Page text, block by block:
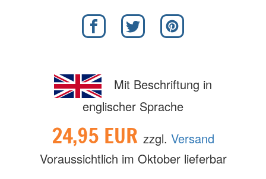
Mit Beschriftung in
englischer Sprache
24,95 EUR zzgl. Versand
Voraussichtlich im Oktober lieferbar